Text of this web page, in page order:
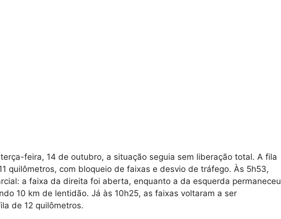
feira, 14 de outubro, a situação seguia sem liberação total. A fila
quilômetros, com bloqueio de faixas e desvio de tráfego. Às 5h53,
a faixa da direita foi aberta, enquanto a da esquerda permaneceu
10 km de lentidão. Já às 10h25, as faixas voltaram a ser
de 12 quilômetros.